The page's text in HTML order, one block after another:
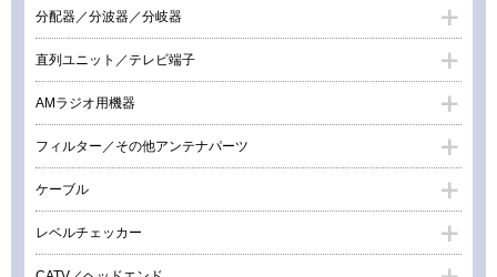
分配器／分波器／分岐器
直列ユニット／テレビ端子
AMラジオ用機器
フィルター／その他アンテナパーツ
ケーブル
レベルチェッカー